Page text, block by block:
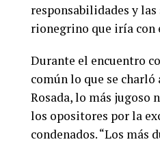
responsabilidades y las
rionegrino que iría con
Durante el encuentro
común lo que se
Rosada, lo más
los opositores por la
condenados. “Los más